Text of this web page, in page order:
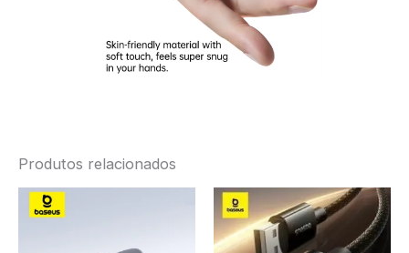
Produtos relacionados